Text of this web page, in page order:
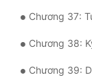
Ngự Thú
Truyện Nam
Truyện Nữ
Chương 37:
Chương 38:
Chương 39: